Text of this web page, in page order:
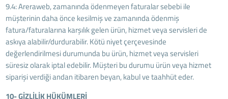
9.4: Areraweb, zamanında ödenmeyen faturalar sebebi ile
müşterinin daha önce kesilmiş ve zamanında ödenmiş
fatura/faturalarına karşılık gelen ürün, hizmet veya servisleri de
askıya alabilir/durdurabilir. Kötü niyet çerçevesinde
değerlendirilmesi durumunda bu ürün, hizmet veya servisleri
süresiz olarak iptal edebilir. Müşteri bu durumu ürün veya hizmet
siparişi verdiği andan itibaren beyan, kabul ve taahhüt eder.
10- GİZLİLİK HÜKÜMLERİ